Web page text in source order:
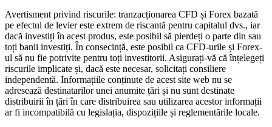
Avertisment privind riscurile: tranzacționarea CFD și Forex bazată
pe efectul de levier este extrem de riscantă pentru capitalul dvs., iar
dacă investiți în acest produs, este posibil să pierdeți o parte din sau
toți banii investiți. În consecință, este posibil ca CFD-urile și Forex-
ul să nu fie potrivite pentru toți investitorii. Asigurați-vă că înțelegeți
riscurile implicate și, dacă este necesar, solicitați consiliere
independentă. Informațiile conținute de acest site web nu se
adresează destinatarilor unei anumite țări și nu sunt destinate
distribuirii în țări în care distribuirea sau utilizarea acestor informații
ar fi incompatibilă cu legislația, dispozițiile și reglementările locale.